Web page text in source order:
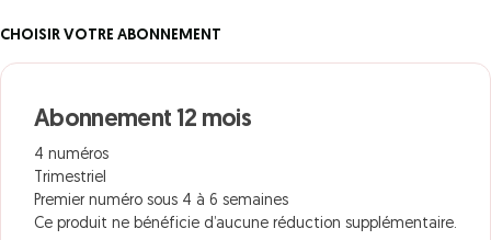
CHOISIR VOTRE ABONNEMENT
Abonnement 12 mois
4 numéros
Trimestriel
Premier numéro sous 4 à 6 semaines
Ce produit ne bénéficie d’aucune réduction supplémentaire.